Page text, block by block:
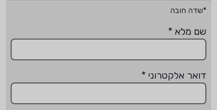
*שדה חובה
שם מלא *
דואר אלקטרוני *